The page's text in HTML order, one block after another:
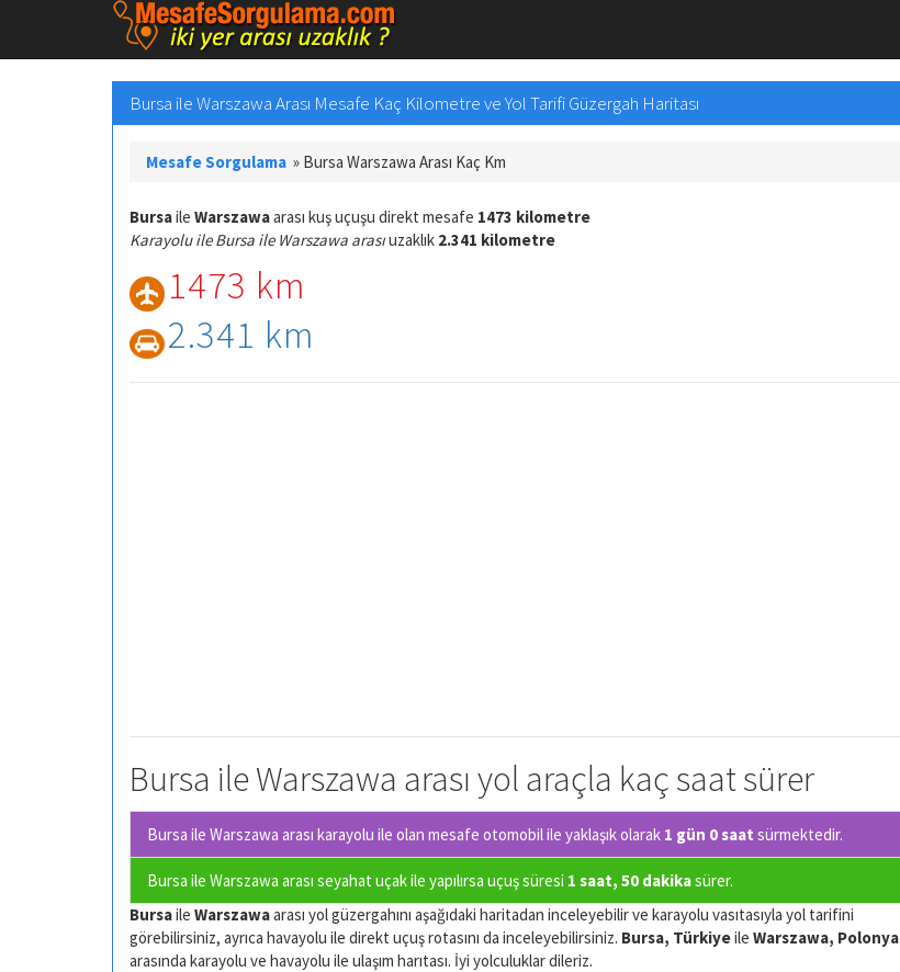
Bursa ile Warszawa Arası Mesafe Kaç Kilometre ve Yol Tarifi Güzergah Haritası
Mesafe Sorgulama » Bursa Warszawa Arası Kaç Km
Bursaile Warszawaarası kuş uçuşu direkt mesafe 1473 kilometre
Karayolu ile Bursa ile Warszawa arasıuzaklık 2.341 kilometre
1473 km
2.341 km
Bursa ile Warszawa arası yol araçla kaç saat sürer
Bursa ile Warszawa arası karayolu ile olan mesafe otomobil ile yaklaşık olarak 1 gün 0 saat sürmektedir.
Bursa ile Warszawa arası seyahat uçak ile yapılırsa uçuş süresi 1 saat, 50 dakikasürer.
Bursaile Warszawaarası yol güzergahını aşağıdaki haritadan inceleyebilir ve karayolu vasıtasıyla yol tarifini
görebilirsiniz, ayrıca havayolu ile direkt uçuş rotasını da inceleyebilirsiniz. Bursa, Türkiyeile Warszawa, Polonya
arasında karayolu ve havayolu ile ulaşım harıtası. İyi yolculuklar dileriz.